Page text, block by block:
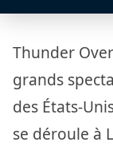
Thunder
grands
des États-
se déroule à